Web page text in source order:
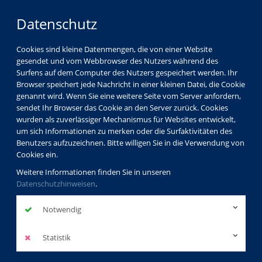
Datenschutz
Cookies sind kleine Datenmengen, die von einer Website
gesendet und vom Webbrowser des Nutzers während des
Surfens auf dem Computer des Nutzers gespeichert werden. Ihr
Browser speichert jede Nachricht in einer kleinen Datei, die Cookie
genannt wird. Wenn Sie eine weitere Seite vom Server anfordern,
sendet Ihr Browser das Cookie an den Server zurück. Cookies
wurden als zuverlässiger Mechanismus für Websites entwickelt,
um sich Informationen zu merken oder die Surfaktivitäten des
Benutzers aufzuzeichnen. Bitte willigen Sie in die Verwendung von
Cookies ein.
Weitere Informationen finden Sie in unseren
Datenschutzhinweisen.
Notwendig
Statistik